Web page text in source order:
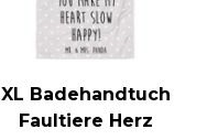
XL Badehandtuch
Faultiere Herz